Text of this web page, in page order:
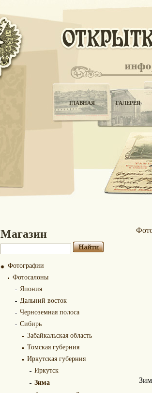
ГЛАВНАЯ ГАЛЕРЕЯ
Магазин
Фотографии
Фотосалоны
Япония
Дальний восток
Черноземная полоса
Сибирь
Забайкальская область
Томская губерния
Иркутская губерния
Иркутск
Зима